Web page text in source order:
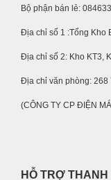
Bộ phận bán lẻ:
Địa chỉ số 1 :Tổng Kho
Địa chỉ số 2: Kho KT3,
Địa chỉ văn phòng: 268
(CÔNG TY CP ĐIỆN
HỖ TRỢ THANH